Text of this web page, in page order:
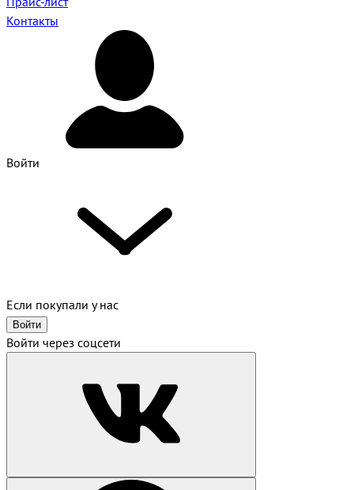
Контакты
Войти
Если покупали у нас
Войти
Войти через соцсети